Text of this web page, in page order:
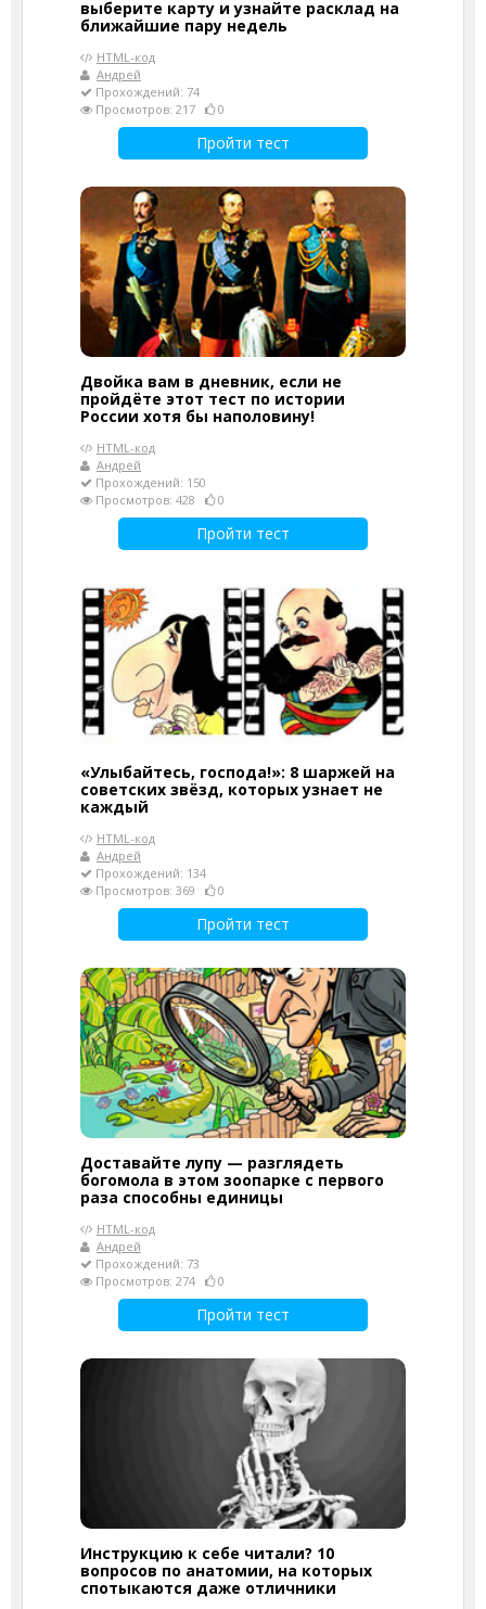
выберите карту и узнайте расклад на
ближайшие пару недель
HTML-код
Андрей
Прохождений: 74
Просмотров: 217
0
Пройти тест
Двойка вам в дневник, если не
пройдёте этот тест по истории
России хотя бы наполовину!
HTML-код
Андрей
Прохождений: 150
Просмотров: 428
0
Пройти тест
«Улыбайтесь, господа!»: 8 шаржей на
советских звёзд, которых узнает не
каждый
HTML-код
Андрей
Прохождений: 134
Просмотров: 369
0
Пройти тест
Доставайте лупу — разглядеть
богомола в этом зоопарке с первого
раза способны единицы
HTML-код
Андрей
Прохождений: 73
Просмотров: 274
0
Пройти тест
Инструкцию к себе читали? 10
вопросов по анатомии, на которых
спотыкаются даже отличники